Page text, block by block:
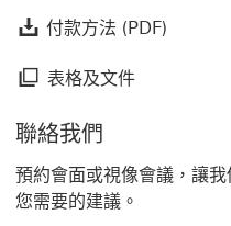
付款方法 (PDF)
表格及文件表格及文件
聯絡我們
預約會面或視像會議，讓
您需要的建議。